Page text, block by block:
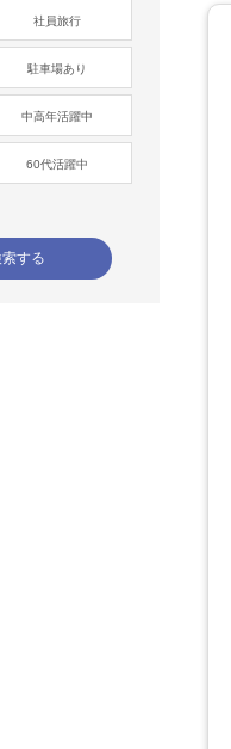
社員旅行
駐車場あり
中高年活躍中
60代活躍中